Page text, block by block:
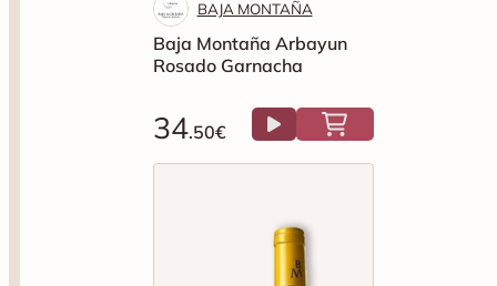
BAJA MONTAÑA
Baja Montaña Arbayun
Rosado Garnacha
34.50€